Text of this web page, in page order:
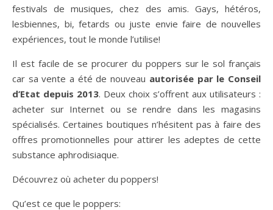
festivals de musiques, chez des amis. Gays, hétéros,
lesbiennes, bi, fetards ou juste envie faire de nouvelles
expériences, tout le monde l’utilise!
Il est facile de se procurer du poppers sur le sol français
car sa vente a été de nouveau autorisée par le Conseil
d’Etat depuis 2013. Deux choix s’offrent aux utilisateurs :
acheter sur Internet ou se rendre dans les magasins
spécialisés. Certaines boutiques n’hésitent pas à faire des
offres promotionnelles pour attirer les adeptes de cette
substance aphrodisiaque.
Découvrez où acheter du poppers!
Qu’est ce que le poppers: